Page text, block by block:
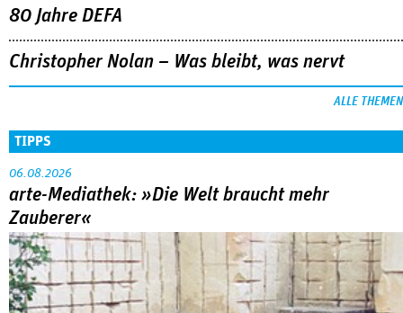
80 Jahre DEFA
Christopher Nolan – Was bleibt, was nervt
ALLE THEMEN
TIPPS
06.08.2026
arte-Mediathek: »Die Welt braucht mehr
Zauberer«